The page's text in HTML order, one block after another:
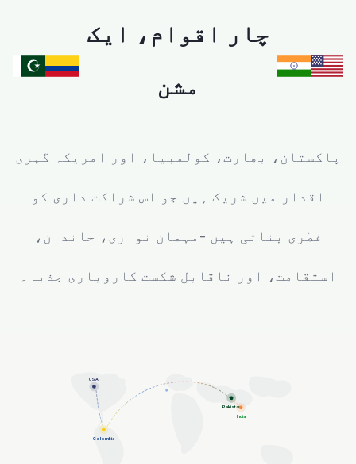
چار اقوام، ایک
مشن
پاکستان، بھارت، کولمبیا، اور امریکہ گہری
اقدار میں شریک ہیں جو اس شراکت داری کو
فطری بناتی ہیں -مہمان نوازی، خاندان،
استقامت، اور ناقابل شکست کاروباری جذبہ۔
USA
Colombia
Pakistan
India